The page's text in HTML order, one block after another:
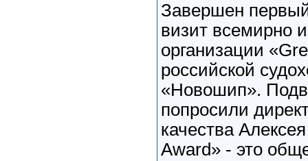
Завершен
визит всемирно
организации
российской
«Новошип».
попросили
качества
Award» - это